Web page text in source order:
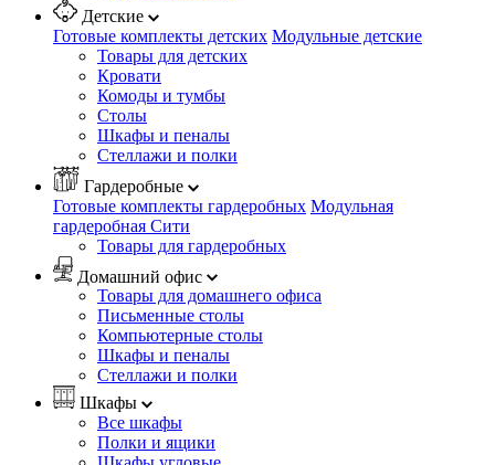
Детские
Готовые комплекты детских Модульные детские
Товары для детских
Кровати
Комоды и тумбы
Столы
Шкафы и пеналы
Стеллажи и полки
Гардеробные
Готовые комплекты гардеробных Модульная
гардеробная Сити
Товары для гардеробных
Домашний офис
Товары для домашнего офиса
Письменные столы
Компьютерные столы
Шкафы и пеналы
Стеллажи и полки
Шкафы
Все шкафы
Полки и ящики